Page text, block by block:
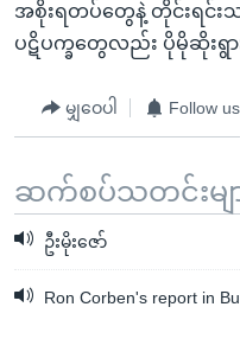
အစိုးရတပ်တွေနဲ့ တိုင်းရင်း
ပဋိပက္ခတွေလည်း ပိုမိုဆိုး
မျှဝေပါ Follow us
ဆက်စပ်သတင်းမျာ
ဦးမိုးဇော်
Ron Corben's report in